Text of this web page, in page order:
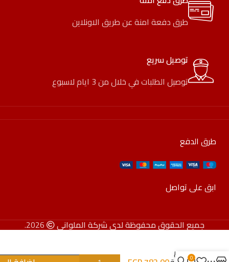
طرق دفعة امنة عن طريق الاونلاين
توصيل سريع
توصيل الطلبات في خلال من 3 ايام لاسبوع
طرق الدفع
ابق على تواصل
جميع الحقوق محفوظة لدى شركة الملواني 2026.
طقم 0